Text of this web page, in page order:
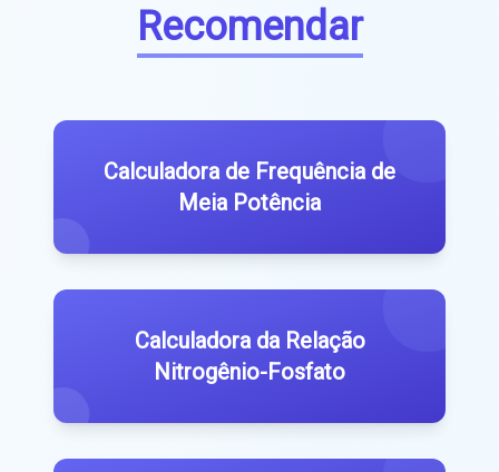
Recomendar
Calculadora de Frequência de
Meia Potência
Calculadora da Relação
Nitrogênio-Fosfato